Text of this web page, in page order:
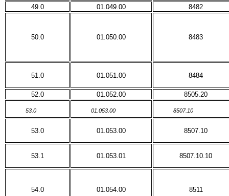
49.0
01.049.00 8482
50.0 01.050.00 8483
51.0 01.051.00 8484
52.0 01.052.00 8505.20
53.0 01.053.00 8507.10
53.0 01.053.00 8507.10
53.1 01.053.01 8507.10.10
54.0 01.054.00 8511